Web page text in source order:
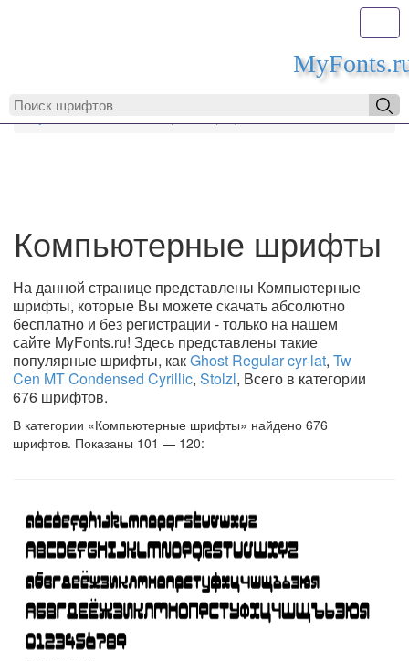
MyFonts.ru
Компьютерные шрифты
На данной странице представлены Компьютерные
шрифты, которые Вы можете скачать абсолютно
бесплатно и без регистрации - только на нашем
сайте MyFonts.ru! Здесь представлены такие
популярные шрифты, какGhost Regular cyr-lat, Tw
Cen MT Condensed Cyrillic, Stolzl, Всего в категории
676 шрифтов.
В категории «Компьютерные шрифты» найдено 676
шрифтов. Показаны 101 — 120: